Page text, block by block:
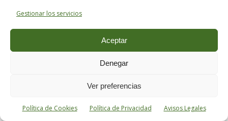
Gestionar los servicios
Aceptar
Denegar
Ver preferencias
Política de Cookies Política de Privacidad Avisos Legales
reservados, pequeñas habitaciones en las
que cualquier cliente podía pedir que alguna
artista le cantara tonadillas a él solo.
, que acudía a la zona privada de